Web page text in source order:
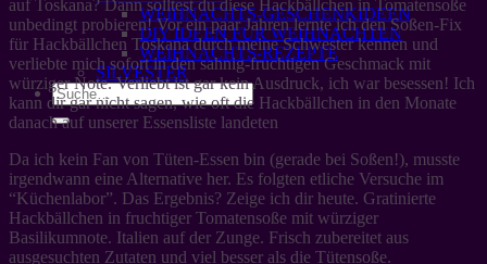
WEIHNACHTS-GESCHENKIDEEN
DIY IDEEN FÜR WEIHNACHTEN
WEIHNACHTS-REZEPTE
SILVESTER
auf Toskana? Dann solltest du diese Hackbällchen in Tomatensoße
unbedingt probieren! Vor ein paar Jahren lernte ich den Soßen-Fix
für Hackbällchen Toskana durch meine Schwester kennen und
verliebte mich sofort in den sahnig-fruchtigen Geschmack mit
würziger Note. Verliebt ist gar kein Ausdruck, ich war besessen! Ich
kann dir gar nicht sagen, wie oft die Hackbällchen in den Monate
danach auf unserer Essensliste landeten
Da ich kein Fan von Tüten-Essen bin (gerade bei Soßen!), musste
irgendwann eine Alternative her. Es folgten etliche Versuche im
“Küchenlabor”. Das Ergebnis? Zeige ich dir heute. Gratinierte
Hackbällchen in fruchtiger Tomatensoße mit würziger
Basilikumnote. Italien auf der Zunge. Frisch zubereitet aus
ausgesuchten Zutaten und viel besser als die Tütensoße.